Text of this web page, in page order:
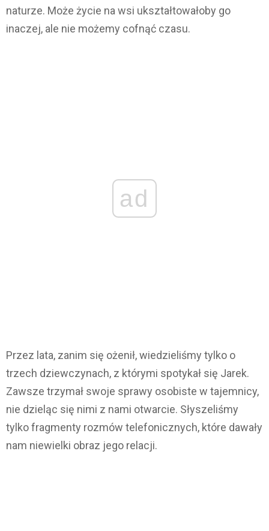
naturze. Może życie na wsi ukształtowałoby go
inaczej, ale nie możemy cofnąć czasu.
ad
Przez lata, zanim się ożenił, wiedzieliśmy tylko o
trzech dziewczynach, z którymi spotykał się Jarek.
Zawsze trzymał swoje sprawy osobiste w tajemnicy,
nie dzieląc się nimi z nami otwarcie. Słyszeliśmy
tylko fragmenty rozmów telefonicznych, które dawały
nam niewielki obraz jego relacji.